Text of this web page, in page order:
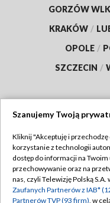
GORZÓW
KRAKÓW /
OPOLE /
SZCZECIN /
Abonament TVP
Emisja w TVP
Szanujemy Twoją
Kliknij "Akceptuję i
korzystanie z technologii
dostęp do informacji na
przechowywanie oraz na
nas, czyli Telewizję Polską
Zaufanych Partnerów z IAB*
Partnerów TVP (93 firm), w